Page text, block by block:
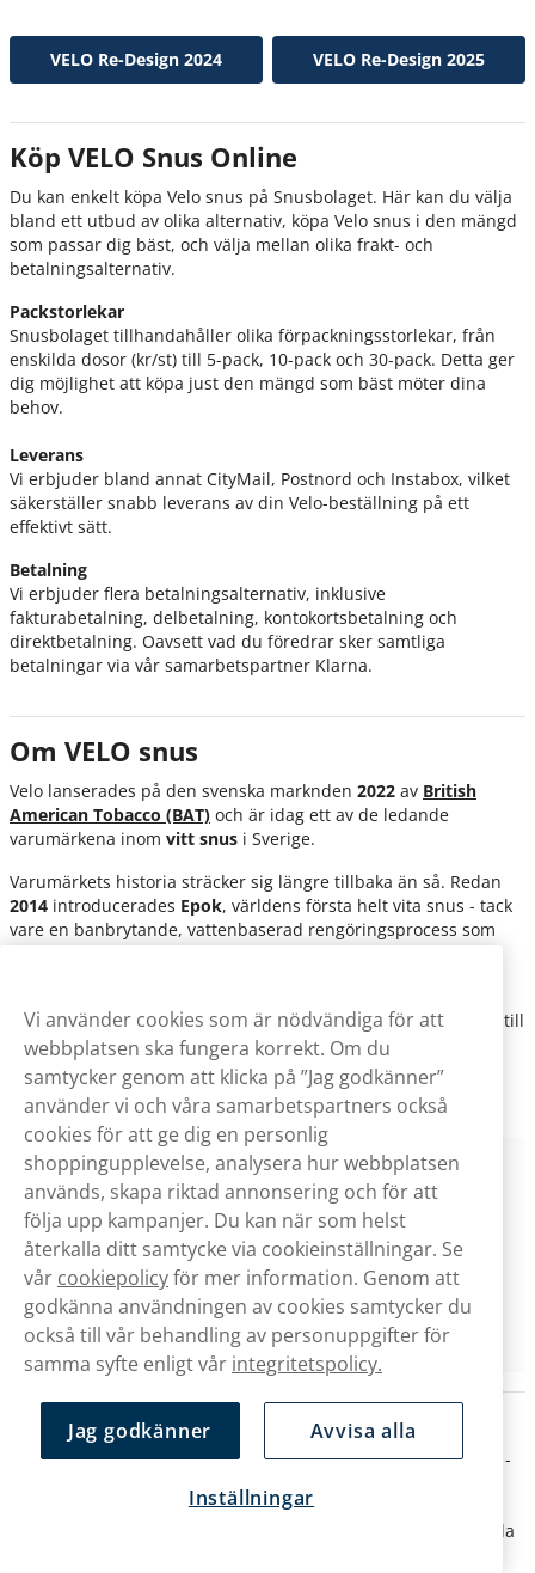
VELO Re-Design 2024 VELO Re-Design 2025
Köp VELO Snus Online
Du kan enkelt köpa Velo snus på Snusbolaget. Här kan du välja
bland ett utbud av olika alternativ, köpa Velo snus i den mängd
som passar dig bäst, och välja mellan olika frakt- och
betalningsalternativ.
Packstorlekar
Snusbolaget tillhandahåller olika förpackningsstorlekar, från
enskilda dosor (kr/st) till 5-pack, 10-pack och 30-pack. Detta ger
dig möjlighet att köpa just den mängd som bäst möter dina
behov.
Leverans
Vi erbjuder bland annat CityMail, Postnord och Instabox, vilket
säkerställer snabb leverans av din Velo-beställning på ett
effektivt sätt.
Betalning
Vi erbjuder flera betalningsalternativ, inklusive
fakturabetalning, delbetalning, kontokortsbetalning och
direktbetalning. Oavsett vad du föredrar sker samtliga
betalningar via vår samarbetspartner Klarna.
Om VELO snus
Velo lanserades på den svenska marknden 2022 av British
American Tobacco (BAT) och är idag ett av de ledande
varumärkena inom vitt snus i Sverige.
Varumärkets historia sträcker sig längre tillbaka än så. Redan
2014 introducerades Epok, världens första helt vita snus - tack
vare en banbrytande, vattenbaserad rengöringsprocess som
togs helt bort ur innehållet, och varumärket bytte först namn till
Lyft- och senare till det vi idag känner som Velo
Vill du veta mer om VELO snus? Läs mer påvelo.com
"Sedan den internationella lanseringen 2018 har
VELO vuxit till ett ledande varumärke inom
nikotinpåsar, som nu säljs aktivt på 49
marknader."
BAT
Vilka sorters snus erbjuder VELO snus?
Velo erbjuder både tobaksfritt vitt snusochnikotinfritt snus
-
Här kan du klicka dig vidare för att se fler produkter inom båda
Vi använder cookies som är nödvändiga för att
webbplatsen ska fungera korrekt. Om du
samtycker genom att klicka på ”Jag godkänner”
använder vi och våra samarbetspartners också
cookies för att ge dig en personlig
shoppingupplevelse, analysera hur webbplatsen
används, skapa riktad annonsering och för att
följa upp kampanjer. Du kan när som helst
återkalla ditt samtycke via cookieinställningar. Se
vår cookiepolicyför mer information. Genom att
godkänna användningen av cookies samtycker du
också till vår behandling av personuppgifter för
samma syfte enligt vår integritetspolicy.
Jag godkänner Avvisa alla
Inställningar